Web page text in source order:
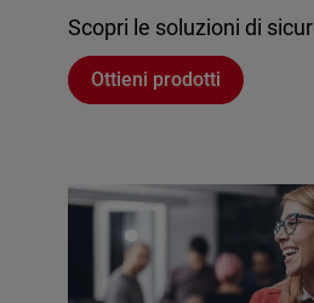
Scopri le soluzioni di
Ottieni prodotti